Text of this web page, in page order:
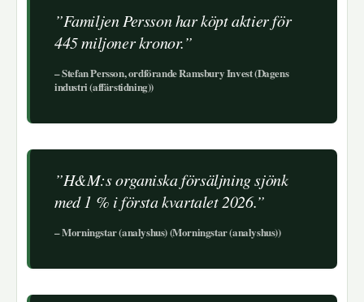
”Familjen Persson har köpt aktier för
445 miljoner kronor.”
– Stefan Persson, ordförande Ramsbury Invest (Dagens
industri (affärstidning))
”H&M:s organiska försäljning sjönk
med 1 % i första kvartalet 2026.”
– Morningstar (analyshus) (Morningstar (analyshus))